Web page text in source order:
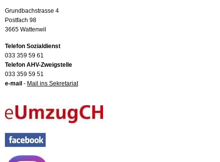
Grundbachstrasse 4
Postfach 98
3665 Wattenwil
Telefon Sozialdienst
033 359 59 61
Telefon AHV-Zweigstelle
033 359 59 51
e-mail - Mail ins Sekretariat